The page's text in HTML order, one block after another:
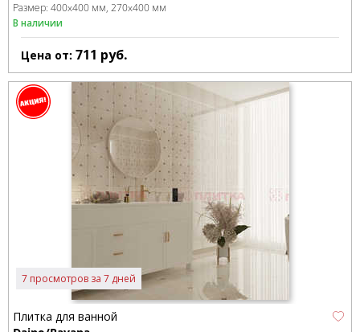
Размер: 400x400 мм 270x400 мм
В наличии
Цена от: 711 руб.
7 просмотров за 7 дней
Плитка для ванной